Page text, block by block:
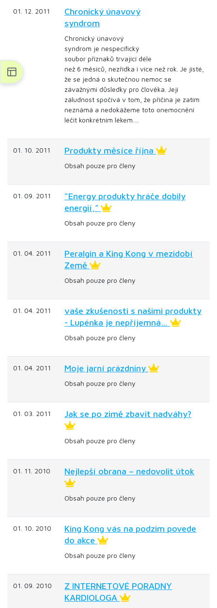
01. 12. 2011
Chronický únavový
syndrom
Chronický únavový
syndrom je nespecifický
soubor příznaků trvající déle
než 6 měsíců, nezřídka i více než rok. Je jisté,
že se jedná o skutečnou nemoc se
závažnými důsledky pro člověka. Její
záludnost spočívá v tom, že příčina je zatím
neznámá a nedokážeme toto onemocnění
léčit konkrétním lékem.…
01. 10. 2011 Produkty měsíce října
Obsah pouze pro členy
01. 09. 2011
“Energy produkty hráče dobily
energií,”
Obsah pouze pro členy
01. 04. 2011
Peralgin a King Kong v mezidobí
Země
Obsah pouze pro členy
01. 04. 2011
vaše zkušenosti s našimi produkty
- Lupénka je nepříjemná…
Obsah pouze pro členy
01. 04. 2011 Moje jarní prázdniny
Obsah pouze pro členy
01. 03. 2011 Jak se po zimě zbavit nadváhy?
Obsah pouze pro členy
01. 11. 2010 Nejlepší obrana – nedovolit útok
Obsah pouze pro členy
01. 10. 2010
King Kong vás na podzim povede
do akce
Obsah pouze pro členy
01. 09. 2010
Z INTERNETOVÉ PORADNY
KARDIOLOGA